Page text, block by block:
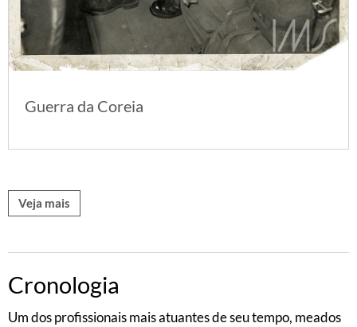
Guerra da Coreia
Veja mais
Cronologia
Um dos profissionais mais atuantes de seu tempo, meados